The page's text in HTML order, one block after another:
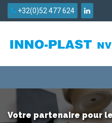
+32(0)52 477 624
Votre partenaire pour